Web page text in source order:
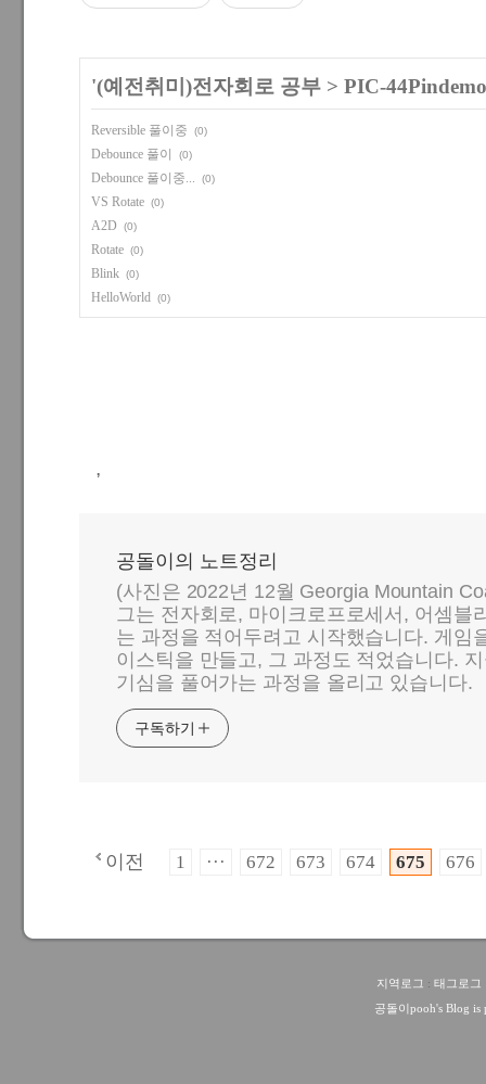
'(예전취미)전자회로 공부 > PIC-
Reversible 풀이중 (0)
Debounce 풀이 (0)
Debounce 풀이중... (0)
VS Rotate (0)
A2D (0)
Rotate (0)
Blink (0)
HelloWorld (0)
,
공돌이의 노트정리
(사진은 2022년 12월 Georgia Mountain
그는 전자회로, 마이크로프로세서, 어셈블
는 과정을 적어두려고 시작했습니다. 게임
이스틱을 만들고, 그 과정도 적었습니다.
기심을 풀어가는 과정을 올리고 있습니다.
구독하기
이전 1 ··· 672 673 674 675 676
지역로그 : 태그로그
공돌이pooh's Blog is